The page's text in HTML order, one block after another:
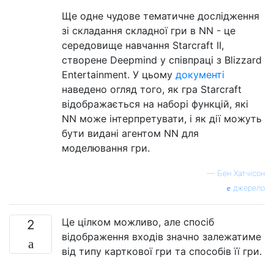
Ще одне чудове тематичне дослідження
зі складання складної гри в NN - це
середовище навчання Starcraft II,
створене Deepmind у співпраці з Blizzard
Entertainment. У цьому документі
наведено огляд того, як гра Starcraft
відображається на наборі функцій, які
NN може інтерпретувати, і як дії можуть
бути видані агентом NN для
моделювання гри.
— Бен Хатчісон
джерело
2
Це цілком можливо, але спосіб
відображення входів значно залежатиме
від типу карткової гри та способів її гри.